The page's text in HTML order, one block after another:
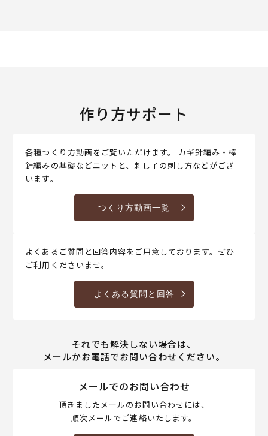
作り方サポート
各種つくり方動画をご覧いただけます。 カギ針編み・棒
針編みの基礎などニットと、刺し子の刺し方などがござ
います。
つくり方動画一覧
よくあるご質問と回答内容をご用意しております。ぜひ
ご利用くださいませ。
よくある質問と回答
それでも解決しない場合は、
メールかお電話でお問い合わせください。
メールでのお問い合わせ
頂きましたメールのお問い合わせには、
順次メールでご連絡いたします。